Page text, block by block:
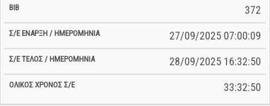
372
27/09/2025 07:00:09
28/09/2025 16:32:50
33:32:50